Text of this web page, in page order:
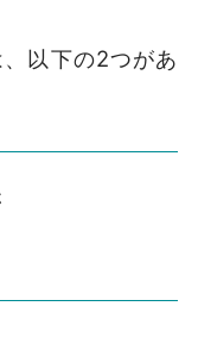
以下の2つがあ